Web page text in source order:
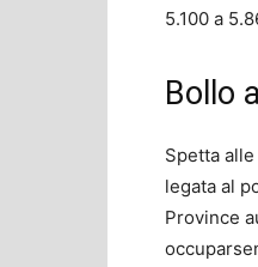
5.100 a
Bollo
Spetta
legata al
Province